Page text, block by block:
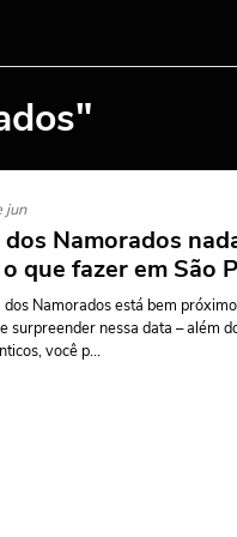
jun
dos Namorados
que fazer em São
dos Namorados está bem
surpreender nessa data – além
você p...